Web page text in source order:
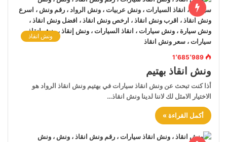
ونش انقاذ
1٬685٬989
ونش انقاذ بهتيم
أذا كنت تبحث عن ونش انقاذ سيارات في بهتيم ونش انقاذ الرواد هو
الاختيار الامثل لك لاننا لدينا ونش انقاذ…
أكمل القراءة »